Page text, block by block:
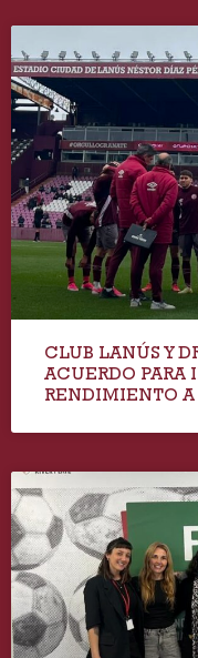
CLUB LANÚS Y
ACUERDO PARA
RENDIMIENTO A